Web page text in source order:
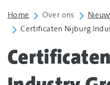
Home Over ons
Certificaten Nijburg